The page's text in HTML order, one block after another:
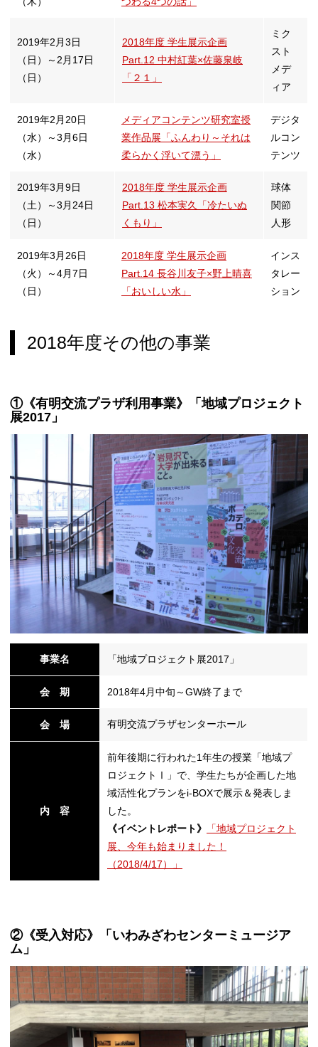
2019年2月3日
（日）～2月17日
（日）
2018年度 学生展示企画
Part.12 中村紅葉×佐藤泉岐
「２１」
ミク
スト
メデ
ィア
2019年2月20日
（水）～3月6日
（水）
メディアコンテンツ研究室授
業作品展「ふんわり～それは
柔らかく浮いて漂う」
デジタ
ルコン
テンツ
2019年3月9日
（土）～3月24日
（日）
2018年度 学生展示企画
Part.13 松本実久「冷たいぬ
くもり」
球体
関節
人形
2019年3月26日
（火）～4月7日
（日）
2018年度 学生展示企画
Part.14 長谷川友子×野上晴喜
「おいしい水」
インス
タレー
ション
2018年度その他の事業
①《有明交流プラザ利用事業》「地域プロジェクト
展2017」
事業名 「地域プロジェクト展2017」
会 期 2018年4月中旬～GW終了まで
会 場 有明交流プラザセンターホール
内 容
前年後期に行われた1年生の授業「地域プ
ロジェクトⅠ」で、学生たちが企画した地
域活性化プランをi-BOXで展示＆発表しま
した。
《イベントレポート》
「地域プロジェクト
展、今年も始まりました！
（2018/4/17）」
②《受入対応》「いわみざわセンターミュージア
ム」